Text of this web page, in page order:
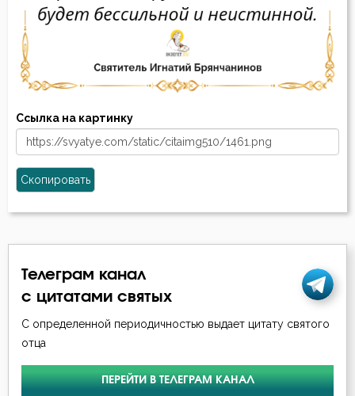
Ссылка на картинку
Скопировать
Телеграм канал
с цитатами святых
С определенной периодичностью выдает цитату святого
отца
ПЕРЕЙТИ В ТЕЛЕГРАМ КАНАЛ